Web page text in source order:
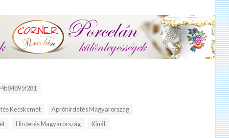
ID:
Kecskemét
Apróhirdetés Magyarország
Hirdetés Magyarország Kínál